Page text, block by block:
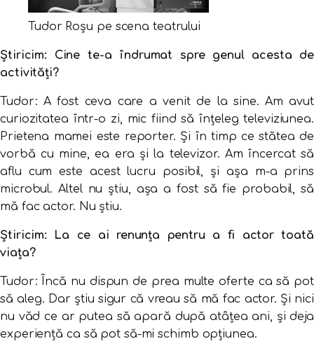
Tudor Roșu pe scena teatrului
Știricim: Cine te-a îndrumat spre genul acesta de
activități?
Tudor: A fost ceva care a venit de la sine. Am avut
curiozitatea într-o zi, mic fiind să înţeleg televiziunea.
Prietena mamei este reporter. Şi în timp ce stătea de
vorbă cu mine, ea era şi la televizor. Am încercat să
aflu cum este acest lucru posibil, şi aşa m-a prins
microbul. Altel nu ştiu, aşa a fost să fie probabil, să
mă fac actor. Nu ştiu.
Știricim: La ce ai renunța pentru a fi actor toată
viața?
Tudor: Încă nu dispun de prea multe oferte ca să pot
să aleg. Dar ştiu sigur că vreau să mă fac actor. Şi nici
nu văd ce ar putea să apară după atâţea ani, şi deja
experienţă ca să pot să-mi schimb opţiunea.